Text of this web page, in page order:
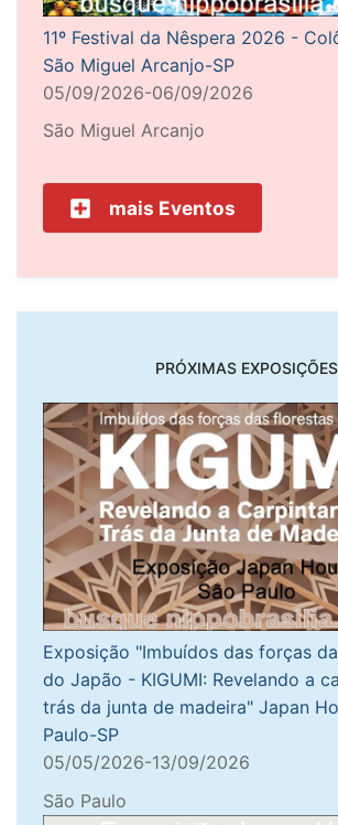
11º Festival da Nêspera 2026 -
São Miguel Arcanjo-SP
05/09/2026-06/09/2026
São Miguel Arcanjo
mais Eventos
PRÓXIMAS EXPOSIÇÕES
Exposição "Imbuídos das forças
do Japão - KIGUMI: Revelando a
trás da junta de madeira" Japan
Paulo-SP
05/05/2026-13/09/2026
São Paulo